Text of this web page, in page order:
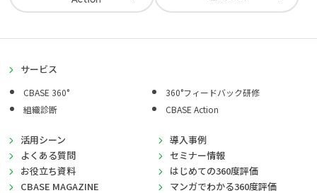
サービス
CBASE 360°
360°フィードバック研修
組織診断
CBASE Action
活用シーン
導入事例
よくある質問
セミナー情報
お役立ち資料
はじめての360度評価
CBASE MAGAZINE
マンガでわかる360度評価